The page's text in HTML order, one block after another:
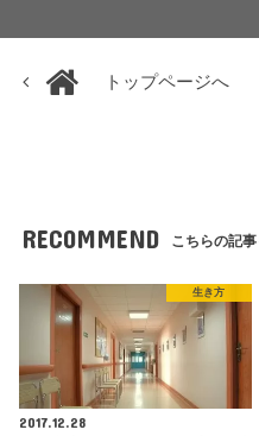
トップページへ
RECOMMEND こちらの記事
生き方
2017.12.28